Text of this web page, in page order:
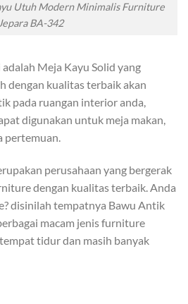
Utuh Modern Minimalis Furniture
BA-342
Meja Kayu Solid yang
dengan kualitas terbaik akan
pada ruangan interior anda,
digunakan untuk meja makan,
pertemuan.
perusahaan yang bergerak
dengan kualitas terbaik. Anda
disinilah tempatnya Bawu Antik
macam jenis furniture
tidur dan masih banyak